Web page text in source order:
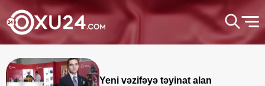
Yeni vəzifəyə təyinat alan